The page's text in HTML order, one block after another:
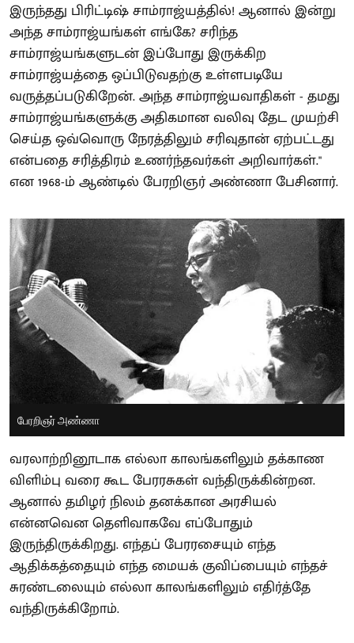
இருந்தது பிரிட்டிஷ் சாம்ராஜ்யத்தில்! ஆனால் இன்று
அந்த சாம்ராஜ்யங்கள் எங்கே? சரிந்த
சாம்ராஜ்யங்களுடன் இப்போது இருக்கிற
சாம்ராஜ்யத்தை ஒப்பிடுவதற்கு உள்ளபடியே
வருத்தப்படுகிறேன். அந்த சாம்ராஜ்யவாதிகள் - தமது
சாம்ராஜ்யங்களுக்கு அதிகமான வலிவு தேட முயற்சி
செய்த ஒவ்வொரு நேரத்திலும் சரிவுதான் ஏற்பட்டது
என்பதை சரித்திரம் உணர்ந்தவர்கள் அறிவார்கள்."
என 1968-ம் ஆண்டில் பேரறிஞர் அண்ணா பேசினார்.
பேரறிஞர் அண்ணா
வரலாற்றினூடாக எல்லா காலங்களிலும் தக்காண
விளிம்பு வரை கூட பேரரசுகள் வந்திருக்கின்றன.
ஆனால் தமிழர் நிலம் தனக்கான அரசியல்
என்னவென தெளிவாகவே எப்போதும்
இருந்திருக்கிறது. எந்தப் பேரரசையும் எந்த
ஆதிக்கத்தையும் எந்த மையக் குவிப்பையும் எந்தச்
சுரண்டலையும் எல்லா காலங்களிலும் எதிர்த்தே
வந்திருக்கிறோம்.